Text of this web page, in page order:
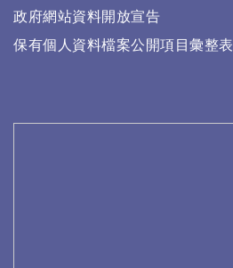
政府網站資料開放宣告
保有個人資料檔案公開項目彙整表